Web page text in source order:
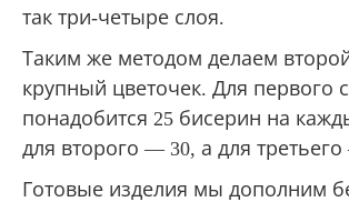
так три-четыре слоя.
Таким же методом делаем
крупный цветочек. Для первого
понадобится 25 бисерин на
для второго — 30, а для
Готовые изделия мы дополним